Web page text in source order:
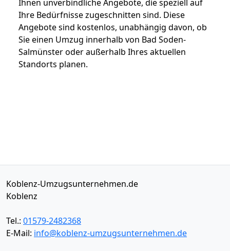
Ihnen unverbindliche Angebote, die speziell auf
Ihre Bedürfnisse zugeschnitten sind. Diese
Angebote sind kostenlos, unabhängig davon, ob
Sie einen Umzug innerhalb von Bad Soden-
Salmünster oder außerhalb Ihres aktuellen
Standorts planen.
Koblenz-Umzugsunternehmen.de
Koblenz
Tel.: 01579-2482368
E-Mail: info@koblenz-umzugsunternehmen.de